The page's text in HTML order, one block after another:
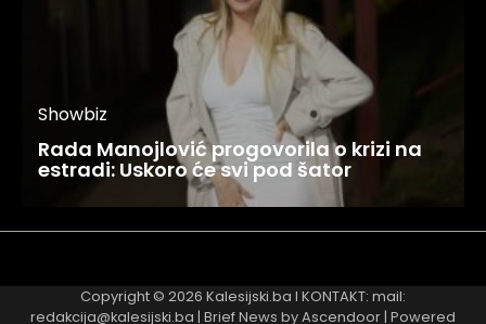
Showbiz
Rada Manojlović progovorila o krizi na
estradi: Uskoro će svi pod šator
Copyright © 2026 Kalesijski.ba I KONTAKT: mail:
redakcija@kalesijski.ba | Brief News byAscendoor | Powered